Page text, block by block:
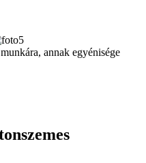
annak egyénisége